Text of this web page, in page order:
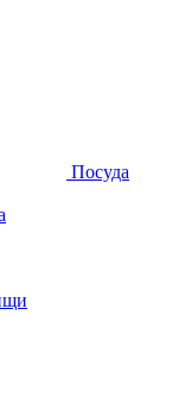
Посуда